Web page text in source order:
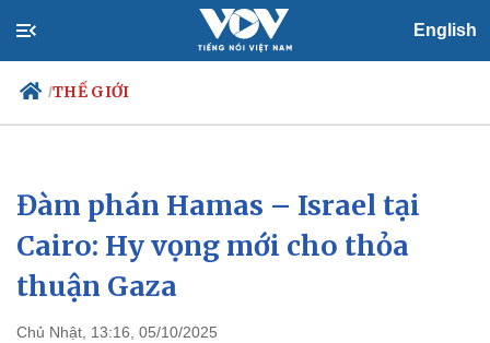
English
/THẾ GIỚI
Chính trị
Đảng
Tổ chức nhân sự
Quốc hội
Nhận diện sự thật
Xã hội
Tin 24h
Dự báo thời tiết
Đàm phán Hamas – Israel tại
Cairo: Hy vọng mới cho thỏa
thuận Gaza
Chủ Nhật, 13:16, 05/10/2025